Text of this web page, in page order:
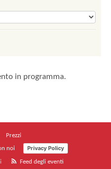
in programma.
Prezzi
noi
Privacy Policy
Feed degli eventi